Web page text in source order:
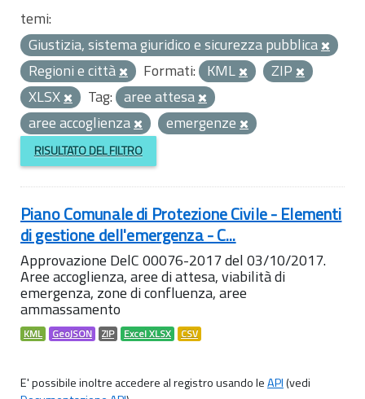
temi:
Giustizia, sistema giuridico e sicurezza pubblica
Regioni e città
Formati: KML
ZIP
XLSX
Tag: aree attesa
aree accoglienza
emergenze
RISULTATO DEL FILTRO
Piano Comunale di Protezione Civile - Elementi
di gestione dell'emergenza - C...
Approvazione DelC 00076-2017 del 03/10/2017.
Aree accoglienza, aree di attesa, viabilità di
emergenza, zone di confluenza, aree
ammassamento
KML GeoJSON ZIP Excel XLSX CSV
E' possibile inoltre accedere al registro usando leAPI(vedi